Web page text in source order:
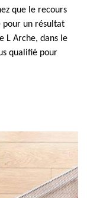
que le recours
pour un résultat
L Arche, dans le
qualifié pour